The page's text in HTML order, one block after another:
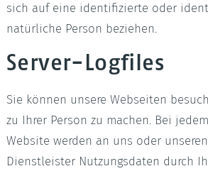
sich auf eine identifizierte oder
natürliche Person beziehen.
Server-Logfiles
Sie können unsere Webseiten
zu Ihrer Person zu machen. Bei
Website werden an uns oder
Dienstleister Nutzungsdaten durch
LED Treppenbeleuchtung